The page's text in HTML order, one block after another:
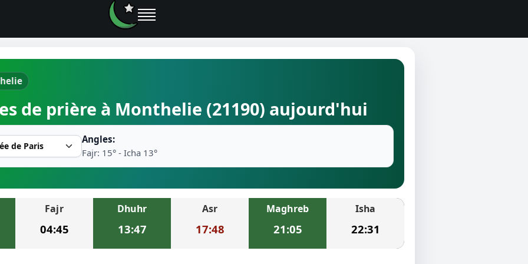
près de moi
de prière à Monthelie (21190) aujourd'hui
Angles:
Fajr: 15° - Icha 13°
Fajr
04:45
Dhuhr
13:47
Asr
17:48
Maghreb
21:05
Isha
22:31